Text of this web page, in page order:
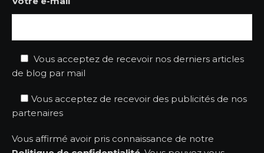
Vous acceptez de recevoir nos derniers articles
de blog par mail
Vous acceptez de recevoir des publicités de nos
partenaires
Vous affirmé avoir pris connaissance de notre